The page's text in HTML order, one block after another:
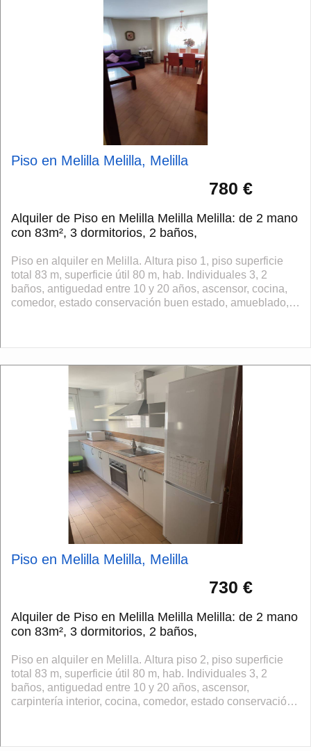
Piso en Melilla Melilla, Melilla
780 €
Alquiler de Piso en Melilla Melilla Melilla: de 2 mano
con 83m², 3 dormitorios, 2 baños,
Piso en alquiler en Melilla. Altura piso 1, piso superficie
total 83 m, superficie útil 80 m, hab. Individuales 3, 2
baños, antiguedad entre 10 y 20 años, ascensor, cocina,
comedor, estado conservación buen estado, amueblado,
Piso en Melilla Melilla, Melilla
730 €
Alquiler de Piso en Melilla Melilla Melilla: de 2 mano
con 83m², 3 dormitorios, 2 baños,
Piso en alquiler en Melilla. Altura piso 2, piso superficie
total 83 m, superficie útil 80 m, hab. Individuales 3, 2
baños, antiguedad entre 10 y 20 años, ascensor,
carpintería interior, cocina, comedor, estado conservación